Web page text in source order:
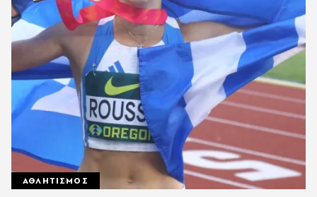
ΑΘΛΗΤΙΣΜΟΣ